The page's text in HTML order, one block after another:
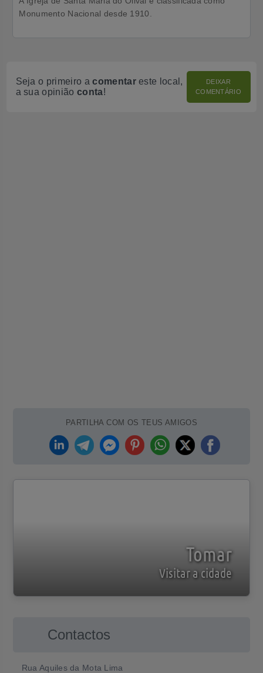
Monumento Nacional desde 1910.
Seja o primeiro acomentareste local,
a sua opinião conta!
DEIXAR
COMENTÁRIO
PARTILHA COM OS TEUS AMIGOS
Tomar
Visitar a cidade
Contactos
Rua Aquiles da Mota Lima